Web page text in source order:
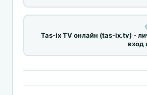
Tas-ix TV онлайн (tas-ix.tv) -
вход